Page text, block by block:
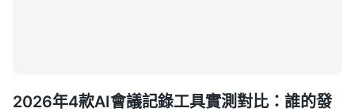
2026年4款AI會議記錄工具實測對比：誰的發